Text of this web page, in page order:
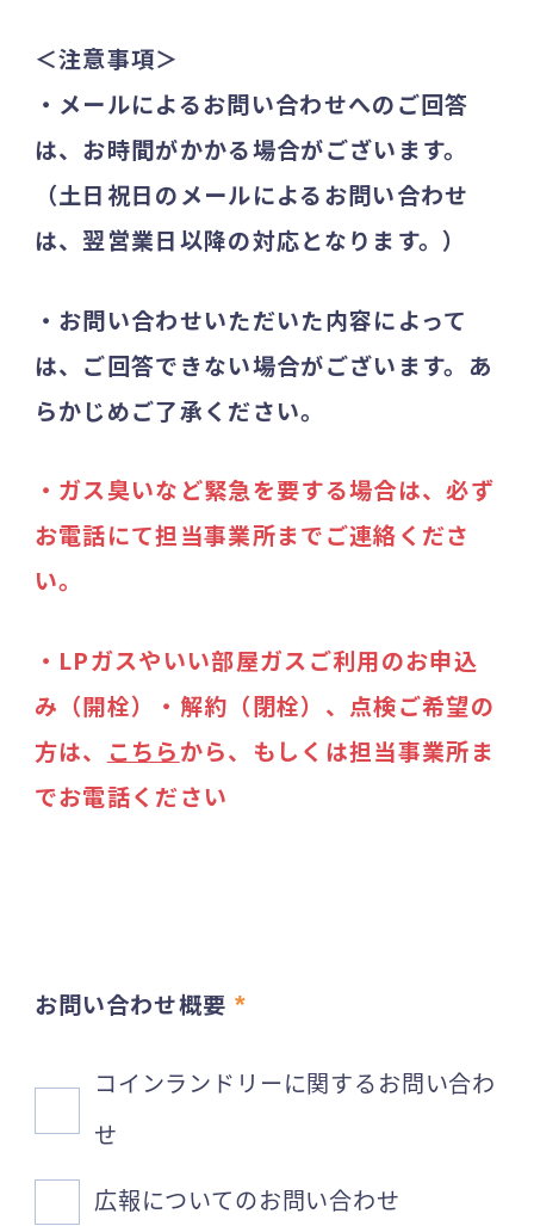
＜注意事項＞
・メールによるお問い合わせへのご回答
は、お時間がかかる場合がございます。
（土日祝日のメールによるお問い合わせ
は、翌営業日以降の対応となります。）
・お問い合わせいただいた内容によって
は、ご回答できない場合がございます。あ
らかじめご了承ください。
・ガス臭いなど緊急を要する場合は、必ず
お電話にて担当事業所までご連絡くださ
い。
・LPガスやいい部屋ガスご利用のお申込
み（開栓）・解約（閉栓）、点検ご希望の
方は、
こちらから、もしくは担当事業所ま
でお電話ください
お問い合わせ概要 *
コインランドリーに関するお問い合わ
せ
広報についてのお問い合わせ